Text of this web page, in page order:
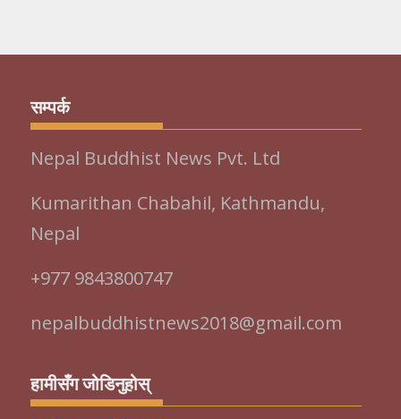
सम्पर्क
Nepal Buddhist News Pvt. Ltd
Kumarithan Chabahil, Kathmandu,
Nepal
+977 9843800747
nepalbuddhistnews2018@gmail.com
हामीसँग जोडिनुहोस्